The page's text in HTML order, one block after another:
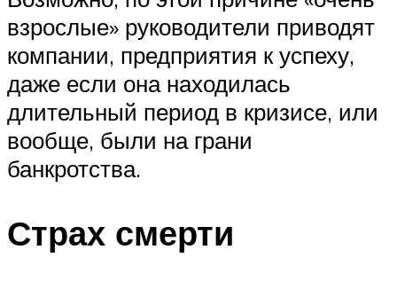
взрослые» руководители приводят
компании, предприятия к успеху,
даже если она находилась
длительный период в кризисе, или
вообще, были на грани
банкротства.
Страх смерти